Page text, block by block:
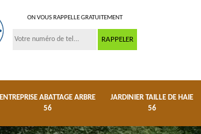
ON VOUS RAPPELLE GRATUITEMENT
ENTREPRISE ABATTAGE ARBRE
56
JARDINIER TAILLE DE HAIE
56